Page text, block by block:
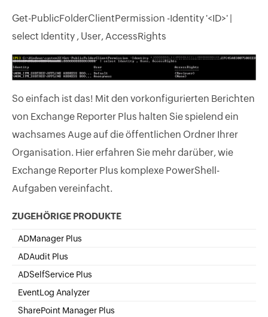
Get-PublicFolderClientPermission -Identity '<ID>' |
select Identity , User, AccessRights
So einfach ist das! Mit den vorkonfigurierten Berichten
von Exchange Reporter Plus halten Sie spielend ein
wachsames Auge auf die öffentlichen Ordner Ihrer
Organisation. Hier erfahren Sie mehr darüber, wie
Exchange Reporter Plus komplexe PowerShell-
Aufgaben vereinfacht.
ZUGEHÖRIGE PRODUKTE
ADManager Plus
Active Directory Management & Reporting
ADAudit Plus
Real-time Active Directory Auditing
ADSelfService Plus
Self-Service Password Management
EventLog Analyzer
Real-time Log Analysis & Reporting
SharePoint Manager Plus